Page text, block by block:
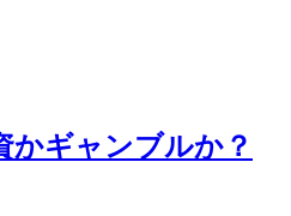
かギャンブルか？